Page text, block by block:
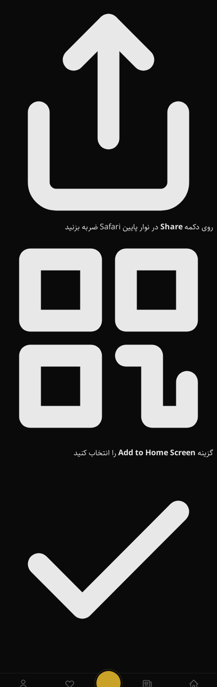
روی دکمهShare در نوار پایین Safari ضربه بزنید
گزینه Add to Home Screenرا انتخاب کنید
Add ضربه بزنید